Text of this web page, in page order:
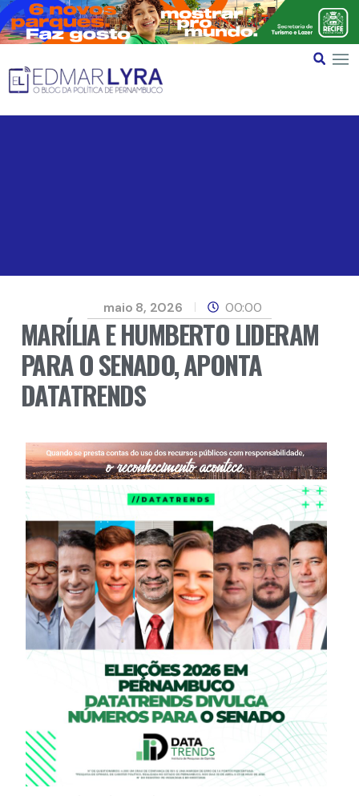
maio 8, 2026 00:00
MARÍLIA E HUMBERTO LIDERAM
PARA O SENADO, APONTA
DATATRENDS